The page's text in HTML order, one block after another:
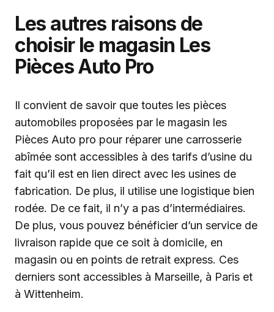
Les autres raisons de
choisir le magasin Les
Pièces Auto Pro
Il convient de savoir que toutes les pièces
automobiles proposées par le magasin les
Pièces Auto pro pour réparer une carrosserie
abîmée sont accessibles à des tarifs d’usine du
fait qu’il est en lien direct avec les usines de
fabrication. De plus, il utilise une logistique bien
rodée. De ce fait, il n’y a pas d’intermédiaires.
De plus, vous pouvez bénéficier d’un service de
livraison rapide que ce soit à domicile, en
magasin ou en points de retrait express. Ces
derniers sont accessibles à Marseille, à Paris et
à Wittenheim.